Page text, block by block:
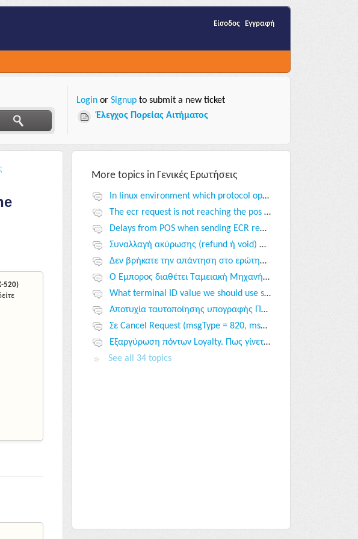
Είσοδος Εγγραφή
Login orSignup to submit a new ticket
Έλεγχος Πορείας Αιτήματος
520)
More topics in Γενικές Ερωτήσεις
In linux environment which protocol option should I follow?
The ecr request is not reaching the pos terminal.
Delays from POS when sending ECR requests..
Συναλλαγή ακύρωσης (refund ή void) μπορεί να εκκινηθεί αυτόνομα από το POS?
Δεν βρήκατε την απάντηση στο ερώτημά σας?
Ο Έμπορος διαθέτει Ταμειακή Μηχανή (ή Φορολογικό Μηχανισμό) και ERP (ή κάποιο υπολογιστικό σύστημα). Πως θα συνδέσει το POS του? Τι επιλογές υπάρχουν?
What terminal ID value we should use so as to obtain the payment ECR token?
Αποτυχία ταυτοποίησης υπογραφής Παρόχου ΥΠΑΗΕΣ
Σε Cancel Request (msgType = 820, msgCode = 00) το POS δεν κάνει την ακύρωση?
Εξαργύρωση πόντων Loyalty. Πως γίνεται?
See all 34 topics